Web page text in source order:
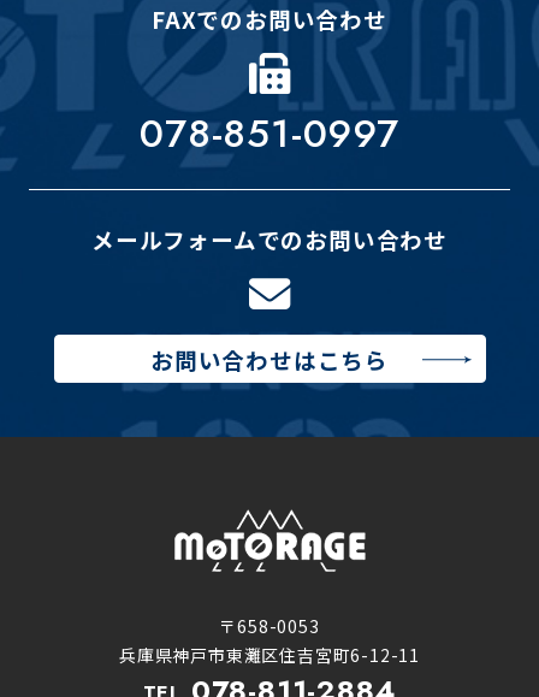
FAXでのお問い合わせ
078-851-0997
メールフォームでのお問い合わせ
お問い合わせはこちら
〒658-0053
兵庫県神戸市東灘区住吉宮町6-12-11